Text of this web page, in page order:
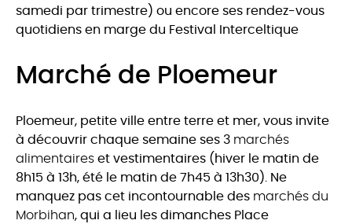
samedi par trimestre) ou encore ses rendez-vous
quotidiens en marge du Festival Interceltique
Marché de Ploemeur
Ploemeur, petite ville entre terre et mer, vous invite
à découvrir chaque semaine ses 3 marchés
alimentaires et vestimentaires (hiver le matin de
8h15 à 13h, été le matin de 7h45 à 13h30). Ne
manquez pas cet incontournable des marchés du
Morbihan, qui a lieu les dimanches Place